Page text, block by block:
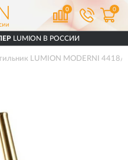
0 0
LUMION В РОССИИ
LUMION MODERNI 4418/